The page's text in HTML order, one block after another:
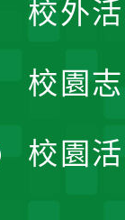
校外
校園
校園